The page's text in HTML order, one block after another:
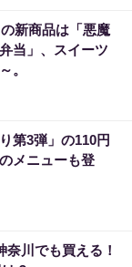
新商品は「悪魔
当」、スイーツ
。
第3弾」の110円
メニューも登
川でも買える！